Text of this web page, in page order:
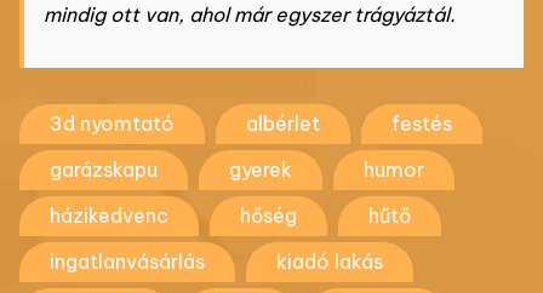
mindig ott van, ahol már egyszer trágyáztál.
3d nyomtató albérlet
festés
garázskapu
gyerek
humor
házikedvenc
hőség
hűtő
ingatlanvásárlás
kiadó lakás